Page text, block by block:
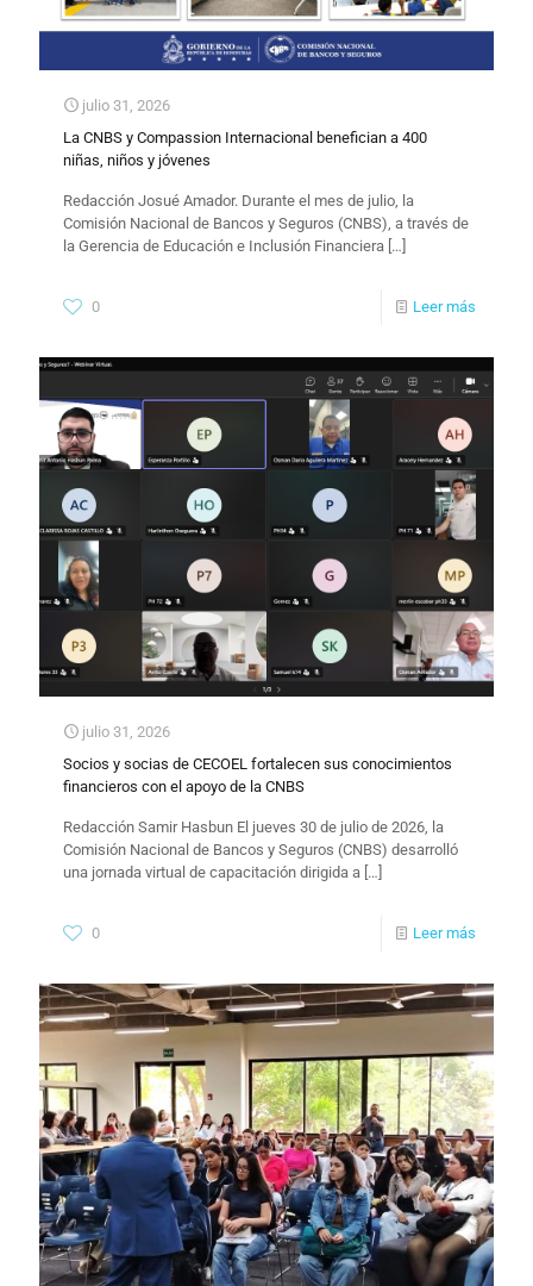
julio 31, 2026
La CNBS y Compassion Internacional benefician a 400
niñas, niños y jóvenes
Redacción Josué Amador. Durante el mes de julio, la
Comisión Nacional de Bancos y Seguros (CNBS), a través de
la Gerencia de Educación e Inclusión Financiera […]
0 Leer más
julio 31, 2026
Socios y socias de CECOEL fortalecen sus conocimientos
financieros con el apoyo de la CNBS
Redacción Samir Hasbun El jueves 30 de julio de 2026, la
Comisión Nacional de Bancos y Seguros (CNBS) desarrolló
una jornada virtual de capacitación dirigida a […]
0 Leer más